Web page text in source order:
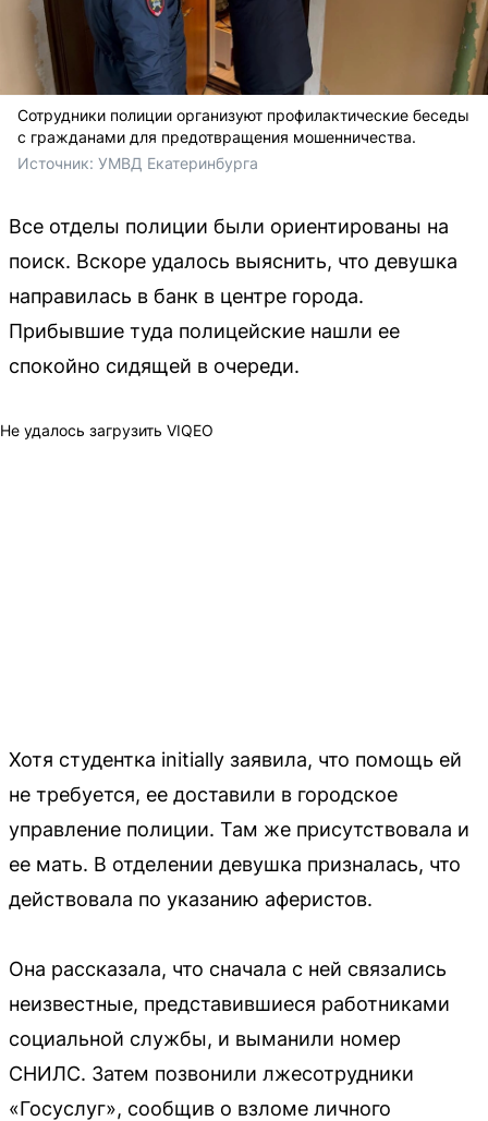
Сотрудники полиции организуют профилактические беседы
с гражданами для предотвращения мошенничества.
Источник: УМВД Екатеринбурга
Все отделы полиции были ориентированы на
поиск. Вскоре удалось выяснить, что девушка
направилась в банк в центре города.
Прибывшие туда полицейские нашли ее
спокойно сидящей в очереди.
Не удалось загрузить VIQEO
Хотя студентка initially заявила, что помощь ей
не требуется, ее доставили в городское
управление полиции. Там же присутствовала и
ее мать. В отделении девушка призналась, что
действовала по указанию аферистов.
Она рассказала, что сначала с ней связались
неизвестные, представившиеся работниками
социальной службы, и выманили номер
СНИЛС. Затем позвонили лжесотрудники
«Госуслуг», сообщив о взломе личного